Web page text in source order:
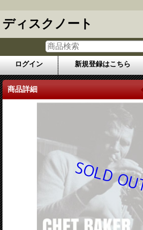
ディスクノート
ログイン 新規登録はこちら
商品詳細